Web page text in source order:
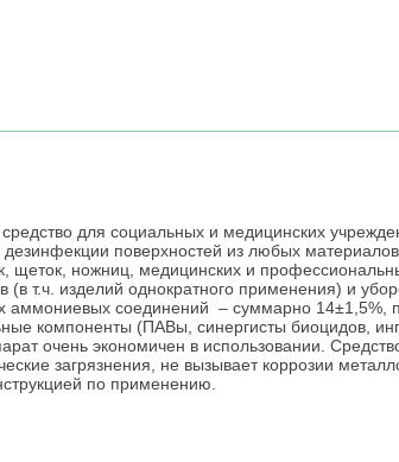
для социальных и медицинских
поверхностей из любых
щеток, ножниц, медицинских и
т.ч. изделий однократного применения) и
аммониевых соединений – суммарно 14±1,5%,
компоненты (ПАВы, синергисты биоцидов,
очень экономичен в использовании.
загрязнения, не вызывает коррозии
по применению.